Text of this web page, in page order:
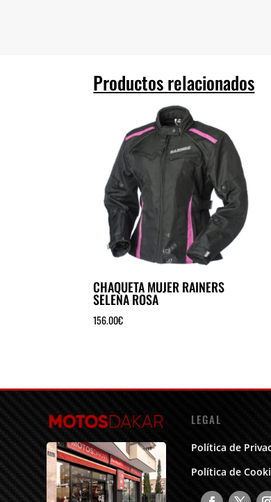
Productos relacionados
CHAQUETA MUJER RAINERS
SELENA ROSA
156.00€
LEGAL
Política de
Política de